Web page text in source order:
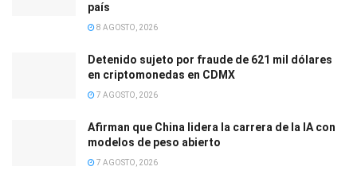
país
8 AGOSTO, 2026
Detenido sujeto por fraude de 621 mil dólares
en criptomonedas en CDMX
7 AGOSTO, 2026
Afirman que China lidera la carrera de la IA con
modelos de peso abierto
7 AGOSTO, 2026